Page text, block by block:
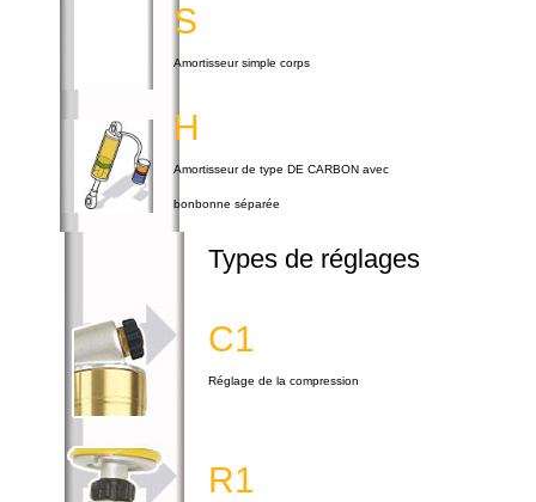
S
Amortisseur simple corps
H
Amortisseur de type DE CARBON avec
bonbonne séparée
Types de réglages
C1
Réglage de la compression
R1